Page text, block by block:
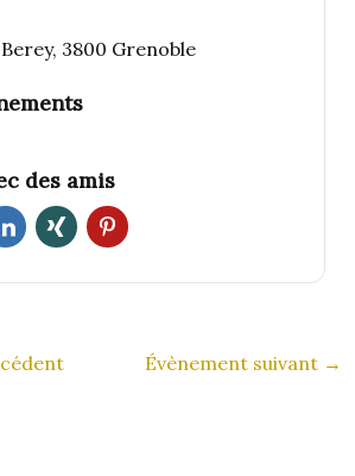
3800 Grenoble
des amis
Évènement suivant →